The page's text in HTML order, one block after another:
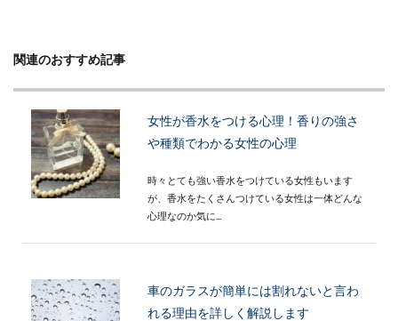
関連のおすすめ記事
女性が香水をつける心理！香りの強さ
や種類でわかる女性の心理
時々とても強い香水をつけている女性もいます
が、香水をたくさんつけている女性は一体どんな
心理なのか気に...
車のガラスが簡単には割れないと言わ
れる理由を詳しく解説します